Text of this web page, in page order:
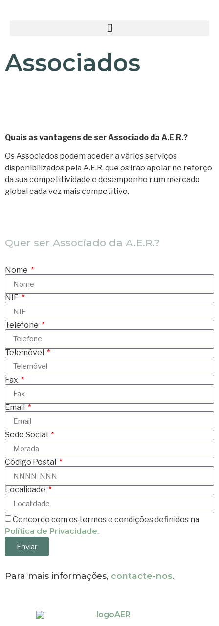
Associados
Quais as vantagens de ser Associado da A.E.R.?
Os Associados podem aceder a vários serviços
disponibilizados pela A.E.R. que os irão apoiar no reforço
da sua competitividade e desempenho num mercado
global cada vez mais competitivo.
Quer ser Associado da A.E.R.?
Nome
NIF
Telefone
Telemóvel
Fax
Email
Sede Social
Código Postal
Localidade
Concordo com os termos e condições definidos na
Política de Privacidade.
Enviar
Para mais informações, contacte-nos.